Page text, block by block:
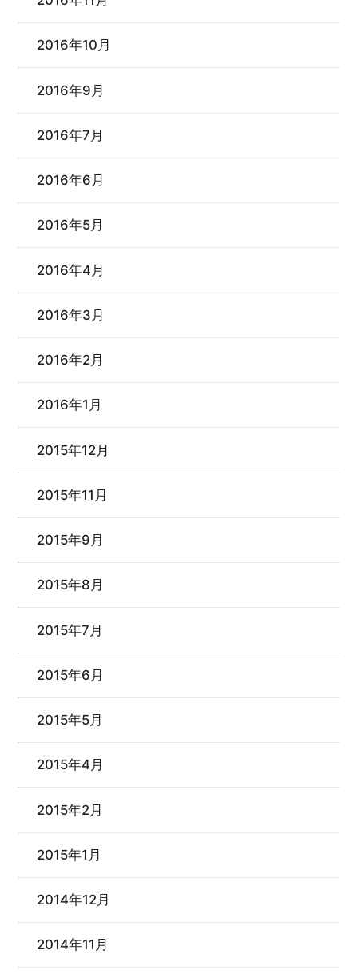
2016年10月
2016年9月
2016年7月
2016年6月
2016年5月
2016年4月
2016年3月
2016年2月
2016年1月
2015年12月
2015年11月
2015年9月
2015年8月
2015年7月
2015年6月
2015年5月
2015年4月
2015年2月
2015年1月
2014年12月
2014年11月